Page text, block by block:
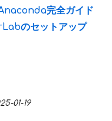
完全ガイド
のセットアップ
01-19